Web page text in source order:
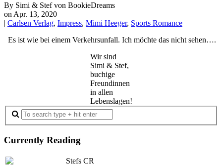
By Simi & Stef von BookieDreams
on Apr. 13, 2020
| Carlsen Verlag, Impress, Mimi Heeger, Sports Romance
Es ist wie bei einem Verkehrsunfall. Ich möchte das nicht sehen….
Wir sind
Simi & Stef,
buchige
Freundinnen
in allen
Lebenslagen!
Currently Reading